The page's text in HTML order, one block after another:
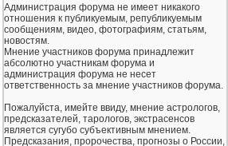
Администрация форума не имеет никакого
отношения к публикуемым, републикуемым
сообщениям, видео, фотографиям, статьям,
новостям.
Мнение участников форума принадлежит
абсолютно участникам форума и
администрация форума не несет
ответственность за мнение участников форума.
Пожалуйста, имейте ввиду, мнение астрологов,
предсказателей, тарологов, экстрасенсов
является сугубо субъективным мнением.
Предсказания, пророчества, прогнозы о России,